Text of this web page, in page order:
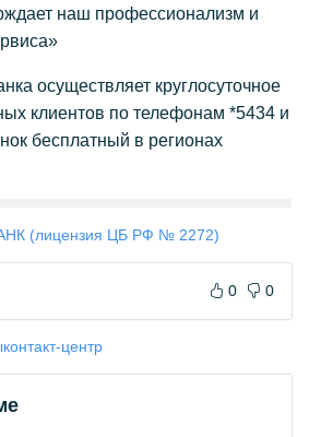
наш профессионализм и
осуществляет круглосуточное
клиентов по телефонам *5434 и
бесплатный в регионах
(лицензия ЦБ РФ № 2272)
0 0
контакт-центр